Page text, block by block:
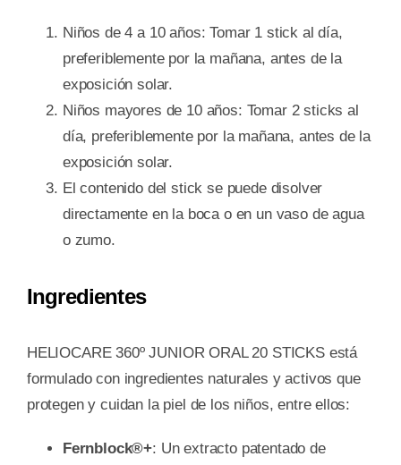
Niños de 4 a 10 años: Tomar 1 stick al día,
preferiblemente por la mañana, antes de la
exposición solar.
Niños mayores de 10 años: Tomar 2 sticks al
día, preferiblemente por la mañana, antes de la
exposición solar.
El contenido del stick se puede disolver
directamente en la boca o en un vaso de agua
o zumo.
Ingredientes
HELIOCARE 360º JUNIOR ORAL 20 STICKS está
formulado con ingredientes naturales y activos que
protegen y cuidan la piel de los niños, entre ellos:
Fernblock®+: Un extracto patentado de